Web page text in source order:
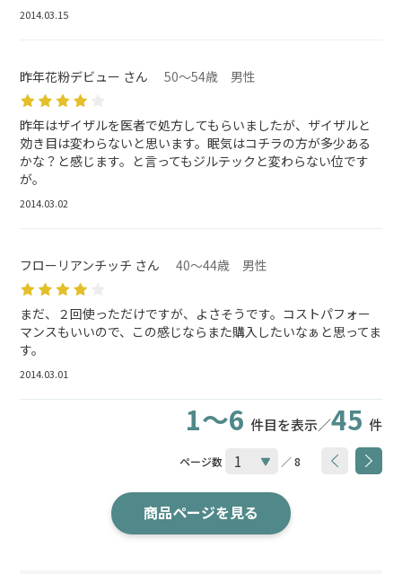
2014.03.15
昨年花粉デビュー さん 50～54歳 男性
昨年はザイザルを医者で処方してもらいましたが、ザイザルと
効き目は変わらないと思います。眠気はコチラの方が多少ある
かな？と感じます。と言ってもジルテックと変わらない位です
が。
2014.03.02
フローリアンチッチ さん 40～44歳 男性
まだ、２回使っただけですが、よさそうです。コストパフォー
マンスもいいので、この感じならまた購入したいなぁと思ってま
す。
2014.03.01
1～6 件目を表示／45 件
ページ数 ／ 8
商品ページを見る